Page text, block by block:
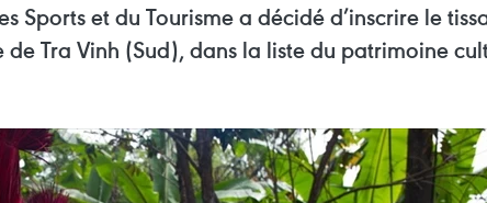
Sports et du Tourisme a décidé d’inscrire le
Tra Vinh (Sud), dans la liste du patrimoine